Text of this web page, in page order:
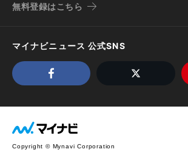
無料登録はこちら
マイナビニュース 公式SNS
Copyright © Mynavi Corporation